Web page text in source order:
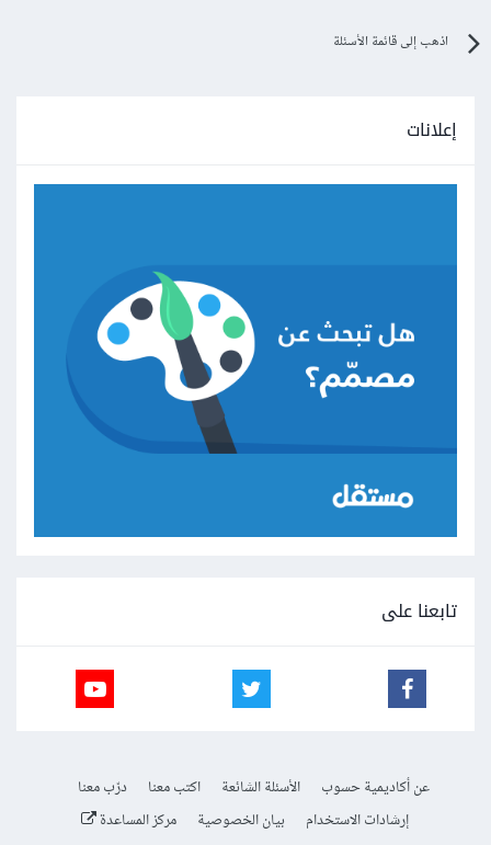
اذهب إلى قائمة الأسئلة
إعلانات
تابعنا على
عن أكاديمية حسوب الأسئلة الشائعة اكتب معنا
درّب معنا
إرشادات الاستخدام
بيان الخصوصية مركز المساعدة